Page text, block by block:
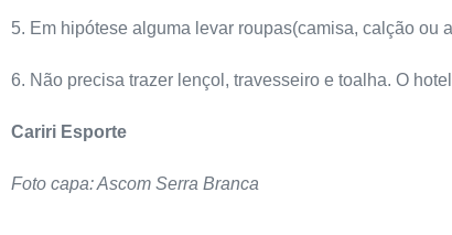
5. Em hipótese alguma levar roupas(camisa, calção
6. Não precisa trazer lençol, travesseiro e toalha. O
Cariri Esporte
Foto capa: Ascom Serra Branca